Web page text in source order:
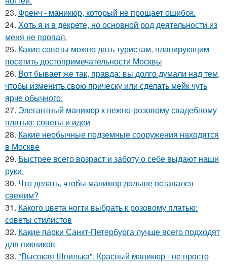
23. Френч - маникюр, который не прощает ошибок.
24. Хоть я и в декрете, но основной род деятельности из
меня не пропал.
25. Какие советы можно дать туристам, планирующим
посетить достопримечательности Москвы
26. Вот бывает же так, правда: вы долго думали над тем,
чтобы изменить свою прическу или сделать мейк чуть
ярче обычного.
27. Элегантный маникюр к нежно-розовому свадебному
платью: советы и идеи
28. Какие необычные подземные сооружения находятся
в Москве
29. Быстрее всего возраст и заботу о себе выдают наши
руки.
30. Что делать, чтобы маникюр дольше оставался
свежим?
31. Какого цвета ногти выбрать к розовому платью:
советы стилистов
32. Какие парки Санкт-Петербурга лучше всего подходят
для пикников
33. "Высокая Шпилька". Красный маникюр - не просто